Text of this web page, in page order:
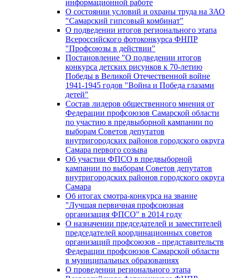
информационной работе
О состоянии условий и охраны труда на ЗАО
"Самарский гипсовый комбинат"
О подведении итогов регионального этапа
Всероссийского фотоконкурса ФНПР
"Профсоюзы в действии"
Постановление "О подведении итогов
конкурса детских рисунков к 70-летию
Победы в Великой Отечественной войне
1941-1945 годов "Война и Победа глазами
детей"
Состав лидеров общественного мнения от
Федерации профсоюзов Самарской области
по участию в предвыборной кампании по
выборам Советов депутатов
внутригородских районов городского округа
Самара первого созыва
Об участии ФПСО в предвыборной
кампании по выборам Советов депутатов
внутригородских районов городского округа
Самара
Об итогах смотра-конкурса на звание
"Лучшая первичная профсоюзная
организация ФПСО" в 2014 году
О назначении председателей и заместителей
председателей координационных советов
организаций профсоюзов - представительств
Федерации профсоюзов Самарской области
в муниципальных образованиях
О проведении регионального этапа